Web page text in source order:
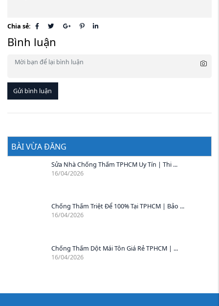
Chia sẻ:
Bình luận
Gửi bình luận
BÀI VỪA ĐĂNG
Sửa Nhà Chống Thấm TPHCM Uy Tín | Thi ...
16/04/2026
Chống Thấm Triệt Để 100% Tại TPHCM | Bảo ...
16/04/2026
Chống Thấm Dột Mái Tôn Giá Rẻ TPHCM | ...
16/04/2026